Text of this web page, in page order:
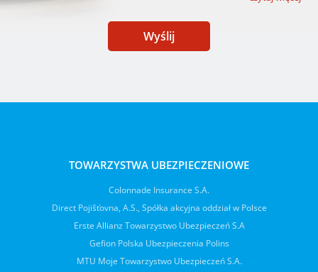
Wyślij
TOWARZYSTWA UBEZPIECZENIOWE
Colonnade Insurance S.A.
Direct Pojišťovna, A.S., Spółka akcyjna oddział w Polsce
Erste Allianz Towarzystwo Ubezpieczeń S.A
Gefion Polska Ubezpieczenia Polins
MTU Moje Towarzystwo Ubezpieczeń S.A.